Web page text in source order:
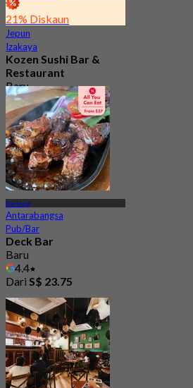
21% Diskaun
Jepun
Izakaya
Kozen Sushi Bar &
Restaurant
Baru
4.7
DariS$ 112.7
Kallang
Antarabangsa
Pub/Bar
Deck Bar
Baru
4.4
Dari S$ 23.75